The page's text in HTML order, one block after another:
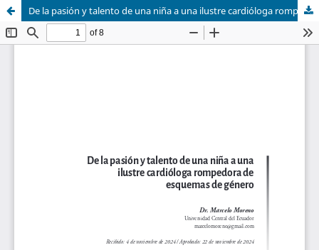
De la pasión y talento de una niña a una ilustre cardióloga rompedora de esquemas de género